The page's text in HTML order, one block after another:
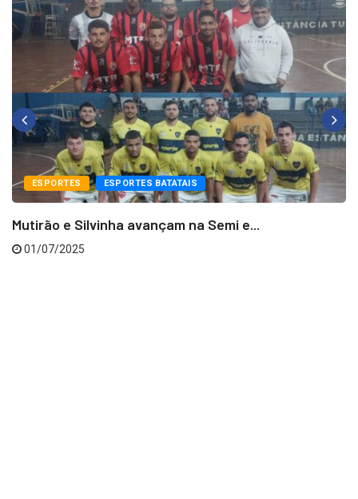
ESPORTES ESPORTES BATATAIS
Mutirão e Silvinha avançam na Semi e...
01/07/2025